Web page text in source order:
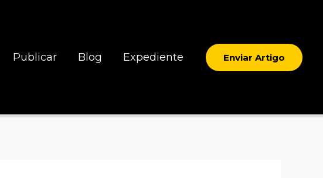
Publicar Blog Expediente Enviar Artigo